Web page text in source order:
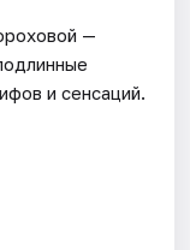
—
и сенсаций.